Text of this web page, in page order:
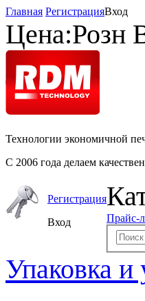
Главная РегистрацияВход
Цена:Розн
Технологии экономичной
С 2006 года делаем
Регистрация
Вход
Прайс-
Упаковка